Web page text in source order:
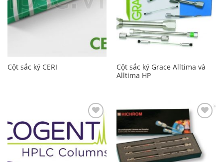
Cột sắc ký CERI
Cột sắc ký Grace Alltima và
Alltima HP
Add to
Wishlist
Wishlist